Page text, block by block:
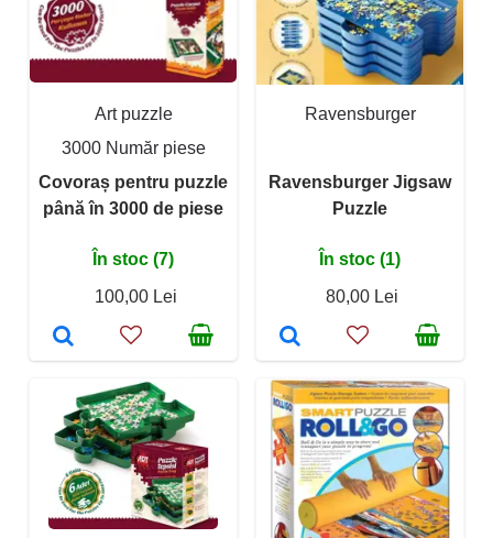
Art puzzle
3000 Număr piese
Covoraș pentru puzzle
până în 3000 de piese
În stoc (7)
100,00 Lei
Ravensburger
Ravensburger Jigsaw
Puzzle
În stoc (1)
80,00 Lei